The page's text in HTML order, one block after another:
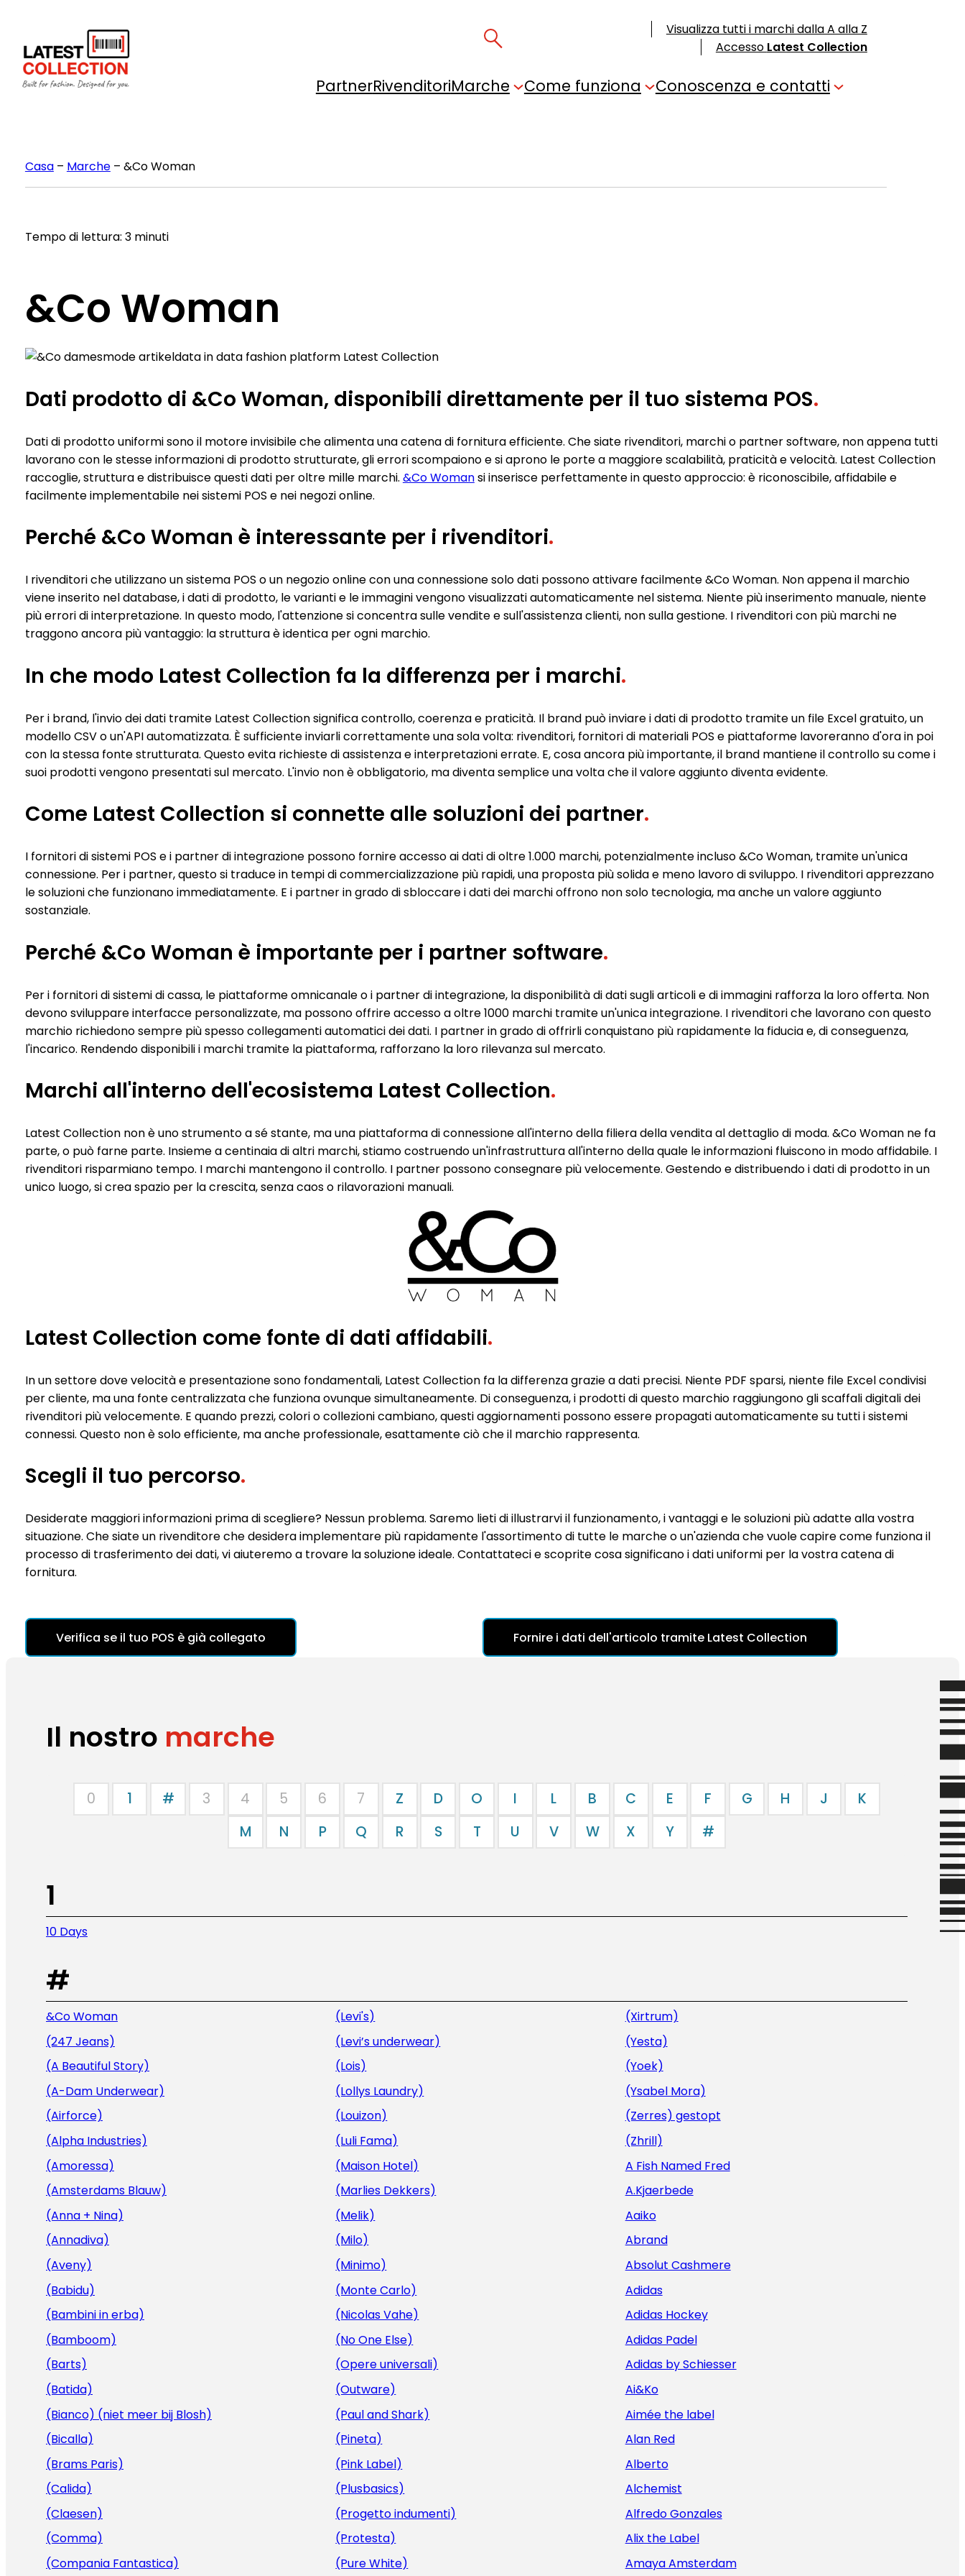
contenuto
Visualizza tutti i marchi dalla A alla Z
Accesso Latest Collection
PartnerRivenditoriMarche Come funziona Conoscenza e contatti
Casa– Marche– &Co Woman
Tempo di lettura: 3 minuti
&Co Woman
Dati prodotto di &Co Woman, disponibili direttamente per il tuo sistema POS.
Dati di prodotto uniformi sono il motore invisibile che alimenta una catena di fornitura efficiente. Che siate rivenditori, marchi o partner software, non appena tutti
lavorano con le stesse informazioni di prodotto strutturate, gli errori scompaiono e si aprono le porte a maggiore scalabilità, praticità e velocità. Latest Collection
raccoglie, struttura e distribuisce questi dati per oltre mille marchi. &Co Womansi inserisce perfettamente in questo approccio: è riconoscibile, affidabile e
facilmente implementabile nei sistemi POS e nei negozi online.
Perché &Co Woman è interessante per i rivenditori.
I rivenditori che utilizzano un sistema POS o un negozio online con una connessione solo dati possono attivare facilmente &Co Woman. Non appena il marchio
viene inserito nel database, i dati di prodotto, le varianti e le immagini vengono visualizzati automaticamente nel sistema. Niente più inserimento manuale, niente
più errori di interpretazione. In questo modo, l'attenzione si concentra sulle vendite e sull'assistenza clienti, non sulla gestione. I rivenditori con più marchi ne
traggono ancora più vantaggio: la struttura è identica per ogni marchio.
In che modo Latest Collection fa la differenza per i marchi.
Per i brand, l'invio dei dati tramite Latest Collection significa controllo, coerenza e praticità. Il brand può inviare i dati di prodotto tramite un file Excel gratuito, un
modello CSV o un'API automatizzata. È sufficiente inviarli correttamente una sola volta: rivenditori, fornitori di materiali POS e piattaforme lavoreranno d'ora in poi
con la stessa fonte strutturata. Questo evita richieste di assistenza e interpretazioni errate. E, cosa ancora più importante, il brand mantiene il controllo su come i
suoi prodotti vengono presentati sul mercato. L'invio non è obbligatorio, ma diventa semplice una volta che il valore aggiunto diventa evidente.
Come Latest Collection si connette alle soluzioni dei partner.
I fornitori di sistemi POS e i partner di integrazione possono fornire accesso ai dati di oltre 1.000 marchi, potenzialmente incluso &Co Woman, tramite un'unica
connessione. Per i partner, questo si traduce in tempi di commercializzazione più rapidi, una proposta più solida e meno lavoro di sviluppo. I rivenditori apprezzano
le soluzioni che funzionano immediatamente. E i partner in grado di sbloccare i dati dei marchi offrono non solo tecnologia, ma anche un valore aggiunto
sostanziale.
Perché &Co Woman è importante per i partner software.
Per i fornitori di sistemi di cassa, le piattaforme omnicanale o i partner di integrazione, la disponibilità di dati sugli articoli e di immagini rafforza la loro offerta. Non
devono sviluppare interfacce personalizzate, ma possono offrire accesso a oltre 1000 marchi tramite un'unica integrazione. I rivenditori che lavorano con questo
marchio richiedono sempre più spesso collegamenti automatici dei dati. I partner in grado di offrirli conquistano più rapidamente la fiducia e, di conseguenza,
l'incarico. Rendendo disponibili i marchi tramite la piattaforma, rafforzano la loro rilevanza sul mercato.
Marchi all'interno dell'ecosistema Latest Collection.
Latest Collection non è uno strumento a sé stante, ma una piattaforma di connessione all'interno della filiera della vendita al dettaglio di moda. &Co Woman ne fa
parte, o può farne parte. Insieme a centinaia di altri marchi, stiamo costruendo un'infrastruttura all'interno della quale le informazioni fluiscono in modo affidabile. I
rivenditori risparmiano tempo. I marchi mantengono il controllo. I partner possono consegnare più velocemente. Gestendo e distribuendo i dati di prodotto in un
unico luogo, si crea spazio per la crescita, senza caos o rilavorazioni manuali.
Latest Collection come fonte di dati affidabili.
In un settore dove velocità e presentazione sono fondamentali, Latest Collection fa la differenza grazie a dati precisi. Niente PDF sparsi, niente file Excel condivisi
per cliente, ma una fonte centralizzata che funziona ovunque simultaneamente. Di conseguenza, i prodotti di questo marchio raggiungono gli scaffali digitali dei
rivenditori più velocemente. E quando prezzi, colori o collezioni cambiano, questi aggiornamenti possono essere propagati automaticamente su tutti i sistemi
connessi. Questo non è solo efficiente, ma anche professionale, esattamente ciò che il marchio rappresenta.
Scegli il tuo percorso.
Desiderate maggiori informazioni prima di scegliere? Nessun problema. Saremo lieti di illustrarvi il funzionamento, i vantaggi e le soluzioni più adatte alla vostra
situazione. Che siate un rivenditore che desidera implementare più rapidamente l'assortimento di tutte le marche o un'azienda che vuole capire come funziona il
processo di trasferimento dei dati, vi aiuteremo a trovare la soluzione ideale. Contattateci e scoprite cosa significano i dati uniformi per la vostra catena di
fornitura.
Verifica se il tuo POS è già collegato Fornire i dati dell'articolo tramite Latest Collection
Il nostro marche
0 1 # 3 4 5 6 7 Z D O I L B C E F G H J
K
M
N P Q R S T U V W X Y #
1
10 Days
#
&Co Woman
(247 Jeans)
(A Beautiful Story)
(A-Dam Underwear)
(Airforce)
(Alpha Industries)
(Amoressa)
(Amsterdams Blauw)
(Anna + Nina)
(Annadiva)
(Aveny)
(Babidu)
(Bambini in erba)
(Bamboom)
(Barts)
(Batida)
(Bianco) (niet meer bij Blosh)
(Bicalla)
(Brams Paris)
(Calida)
(Claesen)
(Comma)
(Compania Fantastica)
(Levi's)
(Levi’s underwear)
(Lois)
(Lollys Laundry)
(Louizon)
(Luli Fama)
(Maison Hotel)
(Marlies Dekkers)
(Melik)
(Milo)
(Minimo)
(Monte Carlo)
(Nicolas Vahe)
(No One Else)
(Opere universali)
(Outware)
(Paul and Shark)
(Pineta)
(Pink Label)
(Plusbasics)
(Progetto indumenti)
(Protesta)
(Pure White)
(Xirtrum)
(Yesta)
(Yoek)
(Ysabel Mora)
(Zerres) gestopt
(Zhrill)
A Fish Named Fred
A.Kjaerbede
Aaiko
Abrand
Absolut Cashmere
Adidas
Adidas Hockey
Adidas Padel
Adidas by Schiesser
Ai&Ko
Aimée the label
Alan Red
Alberto
Alchemist
Alfredo Gonzales
Alix the Label
Amaya Amsterdam